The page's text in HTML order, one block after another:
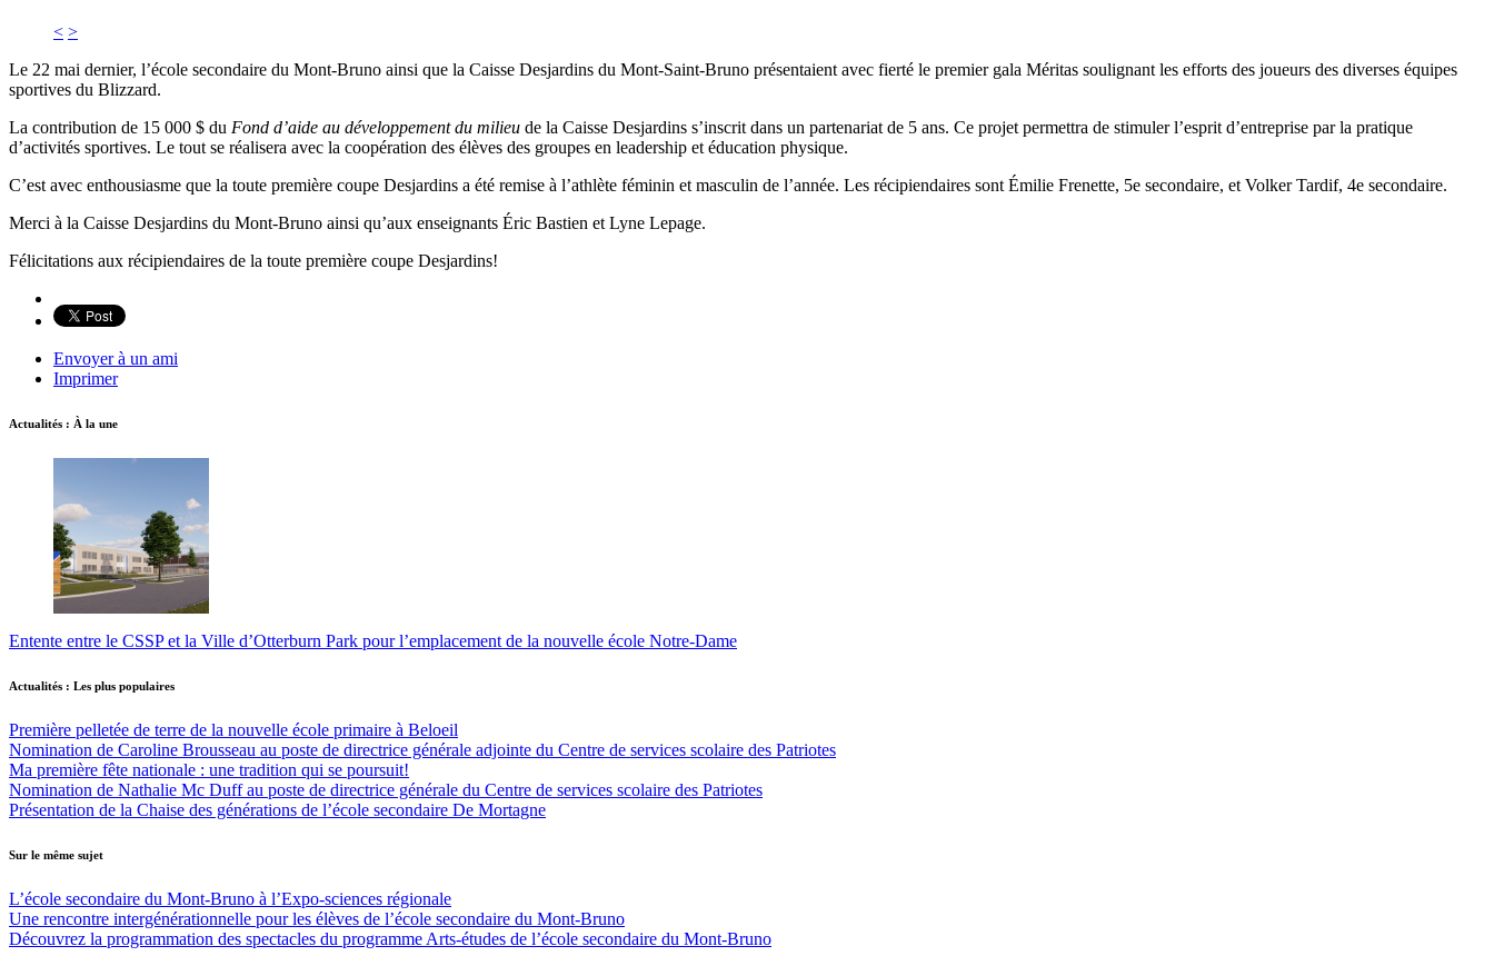
< >
Le 22 mai dernier, l’école secondaire du Mont-Bruno ainsi que la Caisse Desjardins du Mont-Saint-Bruno présentaient avec fierté le premier gala Méritas soulignant les efforts des joueurs des diverses équipes
sportives du Blizzard.
La contribution de 15 000 $ du Fond d’aide au développement du milieu de la Caisse Desjardins s’inscrit dans un partenariat de 5 ans. Ce projet permettra de stimuler l’esprit d’entreprise par la pratique
d’activités sportives. Le tout se réalisera avec la coopération des élèves des groupes en leadership et éducation physique.
C’est avec enthousiasme que la toute première coupe Desjardins a été remise à l’athlète féminin et masculin de l’année. Les récipiendaires sont Émilie Frenette, 5e secondaire, et Volker Tardif, 4e secondaire.
Merci à la Caisse Desjardins du Mont-Bruno ainsi qu’aux enseignants Éric Bastien et Lyne Lepage.
Félicitations aux récipiendaires de la toute première coupe Desjardins!
Envoyer à un ami
Imprimer
Actualités : À la une
Entente entre le CSSP et la Ville d’Otterburn Park pour l’emplacement de la nouvelle école Notre-Dame
Actualités : Les plus populaires
Première pelletée de terre de la nouvelle école primaire à Beloeil
Nomination de Caroline Brousseau au poste de directrice générale adjointe du Centre de services scolaire des Patriotes
Ma première fête nationale : une tradition qui se poursuit!
Nomination de Nathalie Mc Duff au poste de directrice générale du Centre de services scolaire des Patriotes
Présentation de la Chaise des générations de l’école secondaire De Mortagne
Sur le même sujet
L’école secondaire du Mont-Bruno à l’Expo-sciences régionale
Une rencontre intergénérationnelle pour les élèves de l’école secondaire du Mont-Bruno
Découvrez la programmation des spectacles du programme Arts-études de l’école secondaire du Mont-Bruno